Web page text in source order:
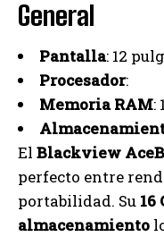
General
Pantalla: 12
Procesador:
Memoria RAM:
El Blackview
perfecto entre
portabilidad. Su 16
almacenamiento